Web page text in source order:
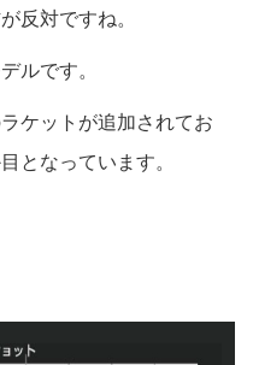
反対ですね。
ルです。
ケットが追加されてお
となっています。